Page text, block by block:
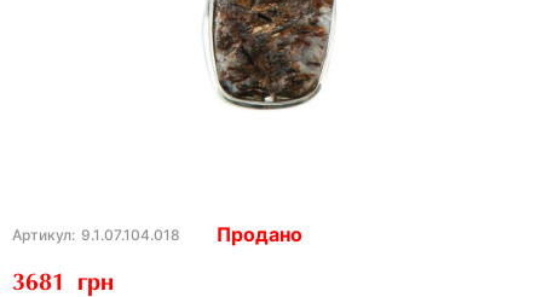
Артикул: 9.1.07.104.018
3681 грн
Продано